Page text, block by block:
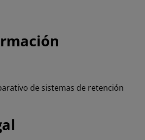
de sistemas de retención